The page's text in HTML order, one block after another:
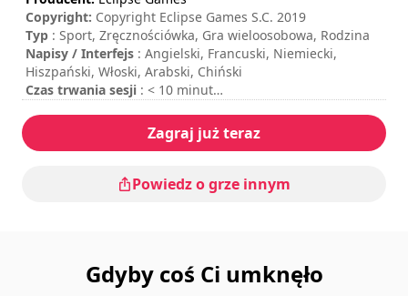
Copyright: Copyright Eclipse Games S.C. 2019
Typ : Sport, Zręcznościówka, Gra wieloosobowa, Rodzina
Napisy / Interfejs : Angielski, Francuski, Niemiecki,
Hiszpański, Włoski, Arabski, Chiński
Czas trwania sesji : < 10 minut
Poziom trudności
: średni
Tryb multiplayer
: Local, Competition, 2 Players
Zagraj już teraz
Powiedz o grze innym
Gdyby coś Ci umknęło